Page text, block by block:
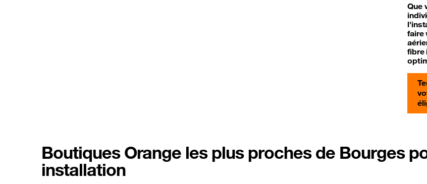
Que
faire
fibre
Boutiques Orange les plus proches de Bourges
installation